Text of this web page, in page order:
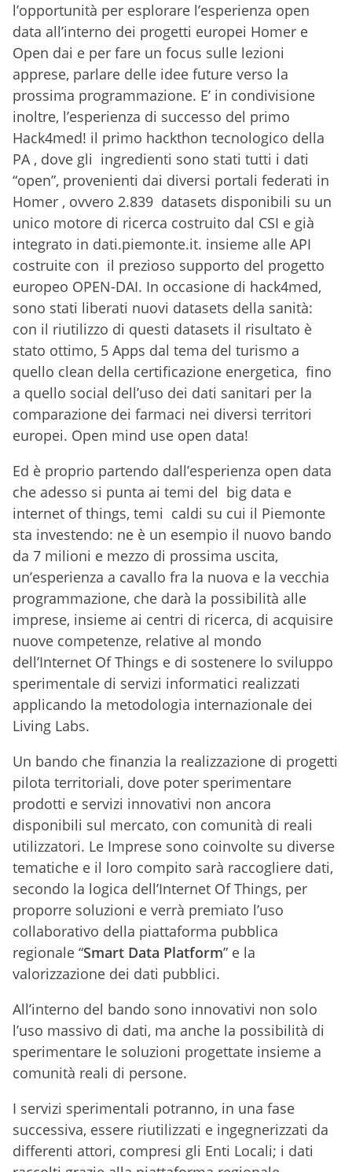
l’opportunità per esplorare l’esperienza open
data all’interno dei progetti europei Homer e
Open dai e per fare un focus sulle lezioni
apprese, parlare delle idee future verso la
prossima programmazione. E’ in condivisione
inoltre, l’esperienza di successo del primo
Hack4med! il primo hackthon tecnologico della
PA , dove gli ingredienti sono stati tutti i dati
“open”, provenienti dai diversi portali federati in
Homer , ovvero 2.839 datasets disponibili su un
unico motore di ricerca costruito dal CSI e già
integrato in dati.piemonte.it. insieme alle API
costruite con il prezioso supporto del progetto
europeo OPEN-DAI. In occasione di hack4med,
sono stati liberati nuovi datasets della sanità:
con il riutilizzo di questi datasets il risultato è
stato ottimo, 5 Apps dal tema del turismo a
quello clean della certificazione energetica, fino
a quello social dell’uso dei dati sanitari per la
comparazione dei farmaci nei diversi territori
europei. Open mind use open data!
Ed è proprio partendo dall’esperienza open data
che adesso si punta ai temi del big data e
internet of things, temi caldi su cui il Piemonte
sta investendo: ne è un esempio il nuovo bando
da 7 milioni e mezzo di prossima uscita,
un’esperienza a cavallo fra la nuova e la vecchia
programmazione, che darà la possibilità alle
imprese, insieme ai centri di ricerca, di acquisire
nuove competenze, relative al mondo
dell’Internet Of Things e di sostenere lo sviluppo
sperimentale di servizi informatici realizzati
applicando la metodologia internazionale dei
Living Labs.
Un bando che finanzia la realizzazione di progetti
pilota territoriali, dove poter sperimentare
prodotti e servizi innovativi non ancora
disponibili sul mercato, con comunità di reali
utilizzatori. Le Imprese sono coinvolte su diverse
tematiche e il loro compito sarà raccogliere dati,
secondo la logica dell’Internet Of Things, per
proporre soluzioni e verrà premiato l’uso
collaborativo della piattaforma pubblica
regionale “Smart Data Platform” e la
valorizzazione dei dati pubblici.
All’interno del bando sono innovativi non solo
l’uso massivo di dati, ma anche la possibilità di
sperimentare le soluzioni progettate insieme a
comunità reali di persone.
I servizi sperimentali potranno, in una fase
successiva, essere riutilizzati e ingegnerizzati da
differenti attori, compresi gli Enti Locali; i dati